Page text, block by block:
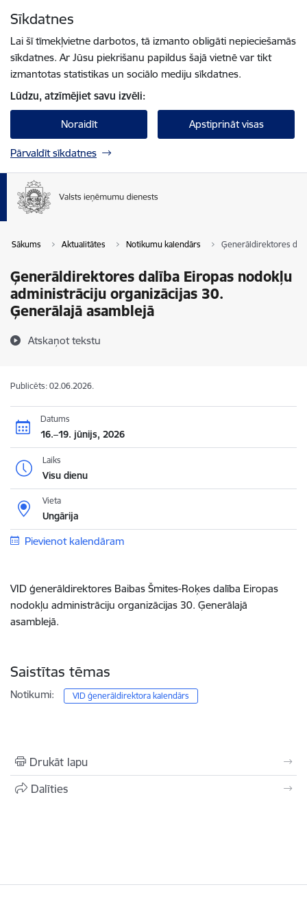
Sīkdatnes
Lai šī tīmekļvietne darbotos, tā izmanto obligāti nepieciešamās
sīkdatnes. Ar Jūsu piekrišanu papildus šajā vietnē var tikt
izmantotas statistikas un sociālo mediju sīkdatnes.
Lūdzu, atzīmējiet savu izvēli:
Noraidīt Apstiprināt visas
Pārvaldīt sīkdatnes
Sākums Aktualitātes Notikumu kalendārs Ģenerāldirektores
Ģenerāldirektores dalība Eiropas nodokļu
administrāciju organizācijas 30.
Ģenerālajā asamblejā
Atskaņot tekstu
Publicēts: 02.06.2026.
Datums
16.–19. jūnijs, 2026
Laiks
Visu dienu
Vieta
Ungārija
Pievienot kalendāram
VID ģenerāldirektores Baibas Šmites-Roķes dalība Eiropas
nodokļu administrāciju organizācijas 30. Ģenerālajā
asamblejā.
Saistītas tēmas
Notikumi: VID ģenerāldirektora kalendārs
Drukāt lapu
Dalīties